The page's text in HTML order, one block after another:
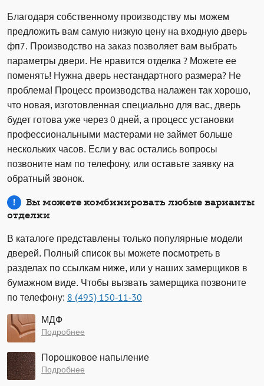
Благодаря собственному производству мы можем
предложить вам самую низкую цену на входную дверь
фп7. Производство на заказ позволяет вам выбрать
параметры двери. Не нравится отделка ? Можете ее
поменять! Нужна дверь нестандартного размера? Не
проблема! Процесс производства налажен так хорошо,
что новая, изготовленная специально для вас, дверь
будет готова уже через 0 дней, а процесс установки
профессиональными мастерами не займет больше
нескольких часов. Если у вас остались вопросы
позвоните нам по телефону, или оставьте заявку на
обратный звонок.
Вы можете комбинировать любые варианты
отделки
В каталоге представлены только популярные модели
дверей. Полный список вы можете посмотреть в
разделах по ссылкам ниже, или у наших замерщиков в
бумажном виде. Чтобы вызвать замерщика позвоните
по телефону: 8 (495) 150-11-30
МДФ
Подробнее
Порошковое напыление
Подробнее